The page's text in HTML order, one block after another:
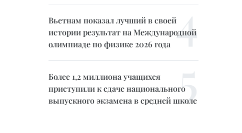
Вьетнам показал лучший в своей
истории результат на Международной
олимпиаде по физике 2026 года
Более 1,2 миллиона учащихся
приступили к сдаче национального
выпускного экзамена в средней школе